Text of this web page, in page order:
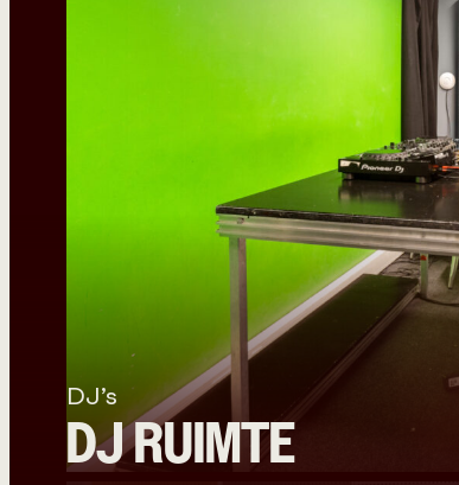
DJ’s
DJ RUIMTE